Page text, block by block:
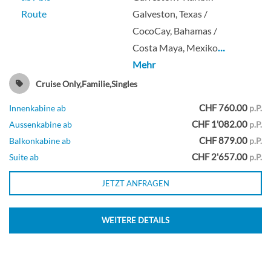
Aussenkabine
Großzügige Innenkabine-[1R]
Deck 11
Route
Galveston, Texas /
CocoCay, Bahamas /
Costa Maya, Mexiko…
Mehr
Cruise Only,Familie,Singles
Innenkabine ab CHF 760.00 p.P.
Aussenkabine ab
CHF 1'082.00 p.P.
Balkonkabine ab
CHF 879.00 p.P.
Suite ab
CHF 2'657.00 p.P.
JETZT ANFRAGEN
WEITERE DETAILS